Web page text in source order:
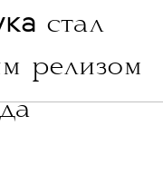
стал
релизом